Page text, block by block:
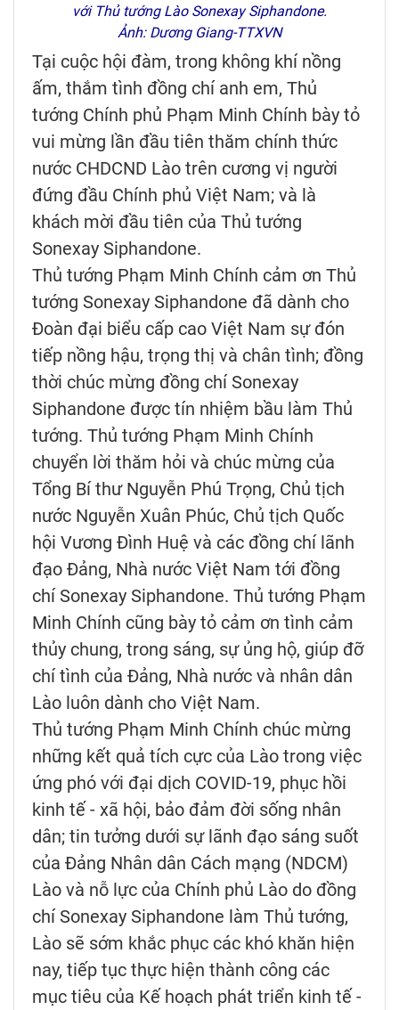
với Thủ tướng Lào Sonexay Siphandone.
Ảnh: Dương Giang-TTXVN
Tại cuộc hội đàm, trong không khí nồng
ấm, thắm tình đồng chí anh em, Thủ
tướng Chính phủ Phạm Minh Chính bày tỏ
vui mừng lần đầu tiên thăm chính thức
nước CHDCND Lào trên cương vị người
đứng đầu Chính phủ Việt Nam; và là
khách mời đầu tiên của Thủ tướng
Sonexay Siphandone.
Thủ tướng Phạm Minh Chính cảm ơn Thủ
tướng Sonexay Siphandone đã dành cho
Đoàn đại biểu cấp cao Việt Nam sự đón
tiếp nồng hậu, trọng thị và chân tình; đồng
thời chúc mừng đồng chí Sonexay
Siphandone được tín nhiệm bầu làm Thủ
tướng. Thủ tướng Phạm Minh Chính
chuyển lời thăm hỏi và chúc mừng của
Tổng Bí thư Nguyễn Phú Trọng, Chủ tịch
nước Nguyễn Xuân Phúc, Chủ tịch Quốc
hội Vương Đình Huệ và các đồng chí lãnh
đạo Đảng, Nhà nước Việt Nam tới đồng
chí Sonexay Siphandone. Thủ tướng Phạm
Minh Chính cũng bày tỏ cảm ơn tình cảm
thủy chung, trong sáng, sự ủng hộ, giúp đỡ
chí tình của Đảng, Nhà nước và nhân dân
Lào luôn dành cho Việt Nam.
Thủ tướng Phạm Minh Chính chúc mừng
những kết quả tích cực của Lào trong việc
ứng phó với đại dịch COVID-19, phục hồi
kinh tế - xã hội, bảo đảm đời sống nhân
dân; tin tưởng dưới sự lãnh đạo sáng suốt
của Đảng Nhân dân Cách mạng (NDCM)
Lào và nỗ lực của Chính phủ Lào do đồng
chí Sonexay Siphandone làm Thủ tướng,
Lào sẽ sớm khắc phục các khó khăn hiện
nay, tiếp tục thực hiện thành công các
mục tiêu của Kế hoạch phát triển kinh tế -